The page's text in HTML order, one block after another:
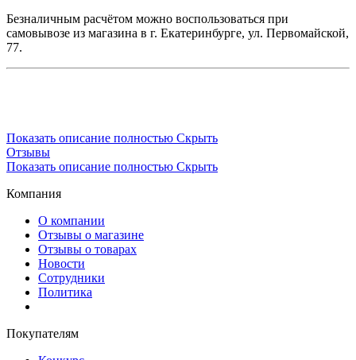
Безналичным расчётом можно воспользоваться при
самовывозе из магазина в г. Екатеринбурге, ул. Первомайской,
77.
Показать описание полностью Скрыть
Отзывы
Показать описание полностью Скрыть
Компания
О компании
Отзывы о магазине
Отзывы о товарах
Новости
Сотрудники
Политика
Покупателям